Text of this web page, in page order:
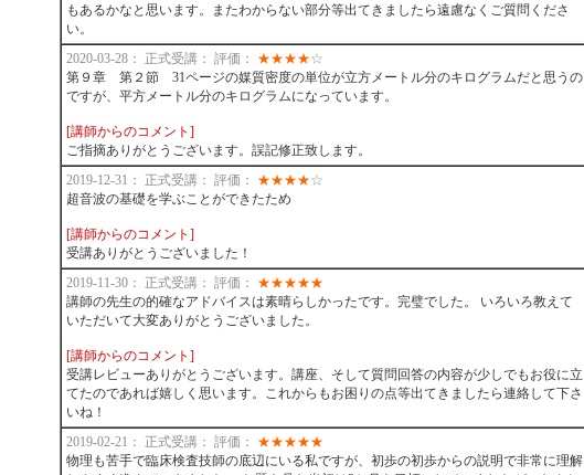
もあるかなと思います。またわからない部分等出てきましたら遠慮なくご質問くださ
い。
2020-03-28： 正式受講： 評価： ★★★★☆
第９章 第２節 31ページの媒質密度の単位が立方メートル分のキログラムだと思うの
ですが、平方メートル分のキログラムになっています。
[講師からのコメント]
ご指摘ありがとうございます。誤記修正致します。
2019-12-31： 正式受講： 評価： ★★★★☆
超音波の基礎を学ぶことができたため
[講師からのコメント]
受講ありがとうございました！
2019-11-30： 正式受講： 評価： ★★★★★
講師の先生の的確なアドバイスは素晴らしかったです。完璧でした。 いろいろ教えて
いただいて大変ありがとうございました。
[講師からのコメント]
受講レビューありがとうございます。講座、そして質問回答の内容が少しでもお役に立
てたのであれば嬉しく思います。これからもお困りの点等出てきましたら連絡して下さ
いね！
2019-02-21： 正式受講： 評価： ★★★★★
物理も苦手で臨床検査技師の底辺にいる私ですが、初歩の初歩からの説明で非常に理解